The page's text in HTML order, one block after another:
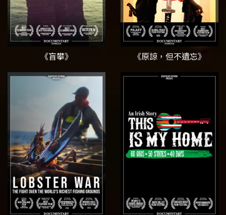
《盲攀》 《原諒，但不遺忘》